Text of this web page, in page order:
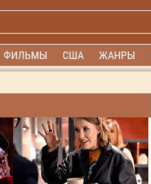
ФИЛЬМЫ США ЖАНРЫ